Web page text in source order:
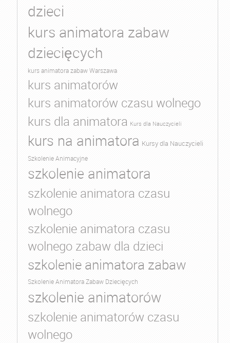
dzieci
kurs animatora zabaw
dziecięcych
kurs animatora zabaw Warszawa
kurs animatorów
kurs animatorów czasu wolnego
kurs dla animatora Kurs dla Nauczycieli
kurs na animatora Kursy dla Nauczycieli
Szkolenie Animacyjne
szkolenie animatora
szkolenie animatora czasu
wolnego
szkolenie animatora czasu
wolnego zabaw dla dzieci
szkolenie animatora zabaw
Szkolenie Animatora Zabaw Dziecięcych
szkolenie animatorów
szkolenie animatorów czasu
wolnego